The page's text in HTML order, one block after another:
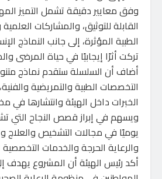
وفق معايير دقيقة تشمل التميز
القابلة للتوثيق، والمشاركات
الطبية المؤثرة، إلى جانب النماذج
تركت أثرًا إيجابيًا في حياة المرضى
أضاف أن السلسلة ستقدم نماذج
التخصصات الطبية والتمريضية
الخبرات داخل الهيئة وانتشارها في
ويسهم في إبراز قصص النجاح التي
يوميًا في مجالات التشخيص والعلاج
والرعاية الحرجة والخدمات
أكد رئيس الهيئة أن المشروع يهدف